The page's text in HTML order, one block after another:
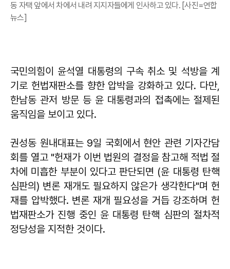
동 자택 앞에서 차에서 내려 지지자들에게 인사하고 있다. [사진=연합
뉴스]
국민의힘이 윤석열 대통령의 구속 취소 및 석방을 계
기로 헌법재판소를 향한 압박을 강화하고 있다. 다만,
한남동 관저 방문 등 윤 대통령과의 접촉에는 절제된
움직임을 보이고 있다.
권성동 원내대표는 9일 국회에서 현안 관련 기자간담
회를 열고 "헌재가 이번 법원의 결정을 참고해 적법 절
차에 미흡한 부분이 있다고 판단되면 (윤 대통령 탄핵
심판의) 변론 재개도 필요하지 않은가 생각한다"며 헌
재를 압박했다. 변론 재개 필요성을 거듭 강조하며 헌
법재판소가 진행 중인 윤 대통령 탄핵 심판의 절차적
정당성을 지적한 것이다.